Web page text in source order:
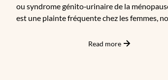
ou syndrome génito‑urinaire de la
est une plainte fréquente chez les femmes,
peut se manifester par des sensations de
Read more